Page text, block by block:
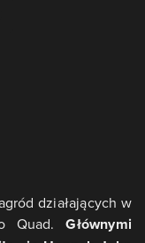
działających w
Quad.Głównymi